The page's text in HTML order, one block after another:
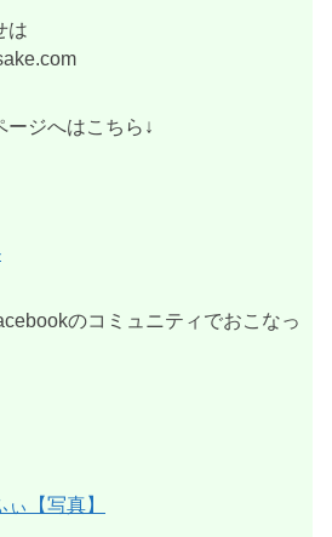
は
ジへはこちら↓
のコミュニティでおこなっ
【写真】